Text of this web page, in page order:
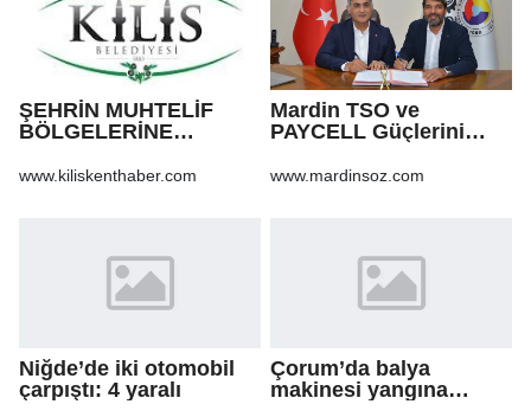
ŞEHRİN MUHTELİF
BÖLGELERİNE
VE BOZULAN
www.kiliskenthaber.com
Mardin TSO ve
PAYCELL Güçlerini
www.mardinsoz.com
Niğde’de iki otomobil
çarpıştı: 4 yaralı
Çorum’da balya
makinesi yangına